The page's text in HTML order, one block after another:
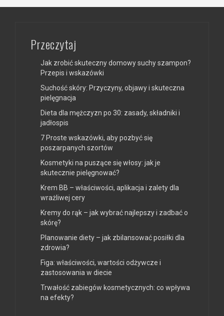
Przeczytaj
Jak zrobić skuteczny domowy suchy szampon?
Przepis i wskazówki
Suchość skóry: Przyczyny, objawy i skuteczna
pielęgnacja
Dieta dla mężczyzn po 30: zasady, składniki i
jadłospis
7 Proste wskazówki, aby pozbyć się
poszarpanych szortów
Kosmetyki na puszące się włosy: jak je
skutecznie pielęgnować?
Krem BB – właściwości, aplikacja i zalety dla
wrażliwej cery
Kremy do rąk – jak wybrać najlepszy i zadbać o
skórę?
Planowanie diety – jak zbilansować posiłki dla
zdrowia?
Figa: właściwości, wartości odżywcze i
zastosowania w diecie
Trwałość zabiegów kosmetycznych: co wpływa
na efekty?